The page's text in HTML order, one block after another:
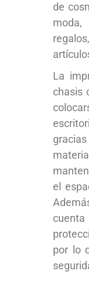
de
moda,
La
chasis
el
por lo